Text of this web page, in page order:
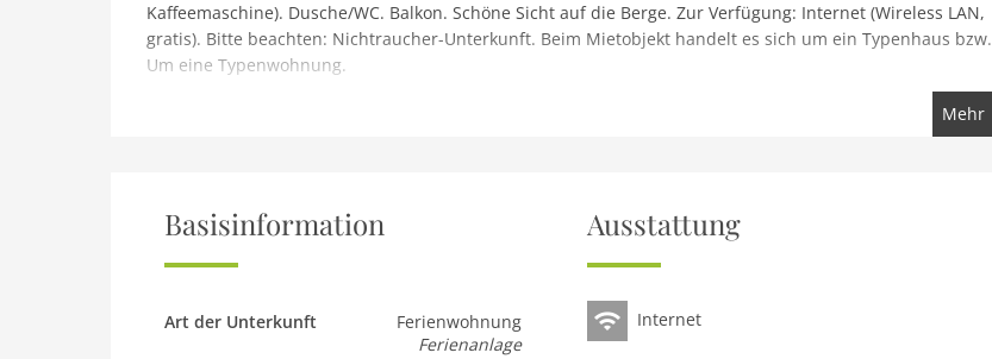
Kaffeemaschine). Dusche/WC. Balkon. Schöne Sicht auf die Berge. Zur Verfügung: Internet (Wireless LAN,
gratis). Bitte beachten: Nichtraucher-Unterkunft. Beim Mietobjekt handelt es sich um ein Typenhaus bzw.
Um eine Typenwohnung.
Reith bei Kitzbühel: Moderne Ferienanlage Dorfresort Kitzbühel by AlpsResorts, auf 2 Stockwerken. Im
Ruheraum, Wellnessbereich, Einstellraum für Fahrräder, Skiraum, Zentralheizung. Parkplatz beim Haus.
Supermarkt 500 m, Restaurant 5 m, Bahnstation Kitzbühel Schwarzsee 4 km. Skisportanlagen 5 km,
Kinderskischule 5 km. Bekannte Skigebiete sind gut erreichbar: KitzSki Hahnenkammbahn 6 km,
beachten: Gratis Skibus. Die Mietobjekte können sich in Lage, Größe und Beschaffenheit des Grundstücks
unterscheiden. Direkt ans Resort angebunden: Restaurant Reitherwirt!
Mehr
Basisinformation
Art der Unterkunft
Ferienwohnung
Ferienanlage
Ausstattung
Internet